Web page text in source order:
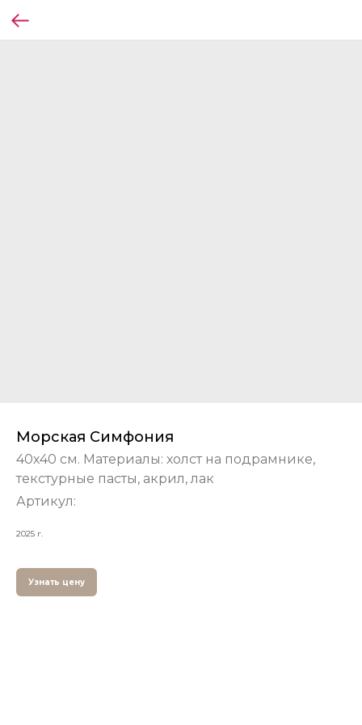
Морская Симфония
40х40 см. Материалы: холст на подрамнике,
текстурные пасты, акрил, лак
Артикул:
2025 г.
Узнать цену